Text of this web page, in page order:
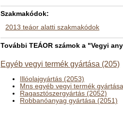
Szakmakódok:
2013 teáor alatti szakmakódok
További TEÁOR számok a "Vegyi
Egyéb vegyi termék gyártása (205)
Illóolajgyártás (2053)
Mns egyéb vegyi termék
Ragasztószergyártás (2052)
Robbanóanyag gyártása (2051)